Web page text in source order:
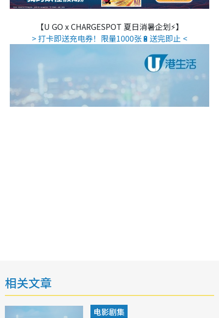
【U GO x CHARGESPOT 夏日消暑企划⚡】
> 打卡即送充电券！限量1000张🔋送完即止 <
相关文章
电影剧集